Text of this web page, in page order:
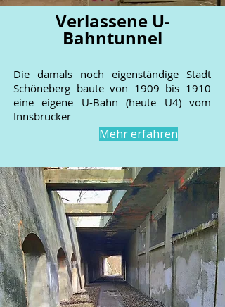
Verlassene U-
Bahntunnel
Die damals noch eigenständige Stadt
Schöneberg baute von 1909 bis 1910
eine eigene U-Bahn (heute U4) vom
Innsbrucker
Mehr erfahren